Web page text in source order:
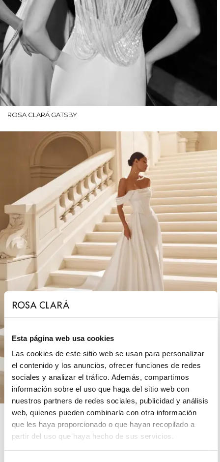
Esta página web usa cookies
Las cookies de este sitio web se usan para personalizar
el contenido y los anuncios, ofrecer funciones de redes
sociales y analizar el tráfico. Además, compartimos
información sobre el uso que haga del sitio web con
nuestros partners de redes sociales, publicidad y análisis
web, quienes pueden combinarla con otra información
que les haya proporcionado o que hayan recopilado a
partir del uso que haya hecho de sus servicios.
ROSA CLARÁ GATSBY
ROSA CLARÁ DREAMS